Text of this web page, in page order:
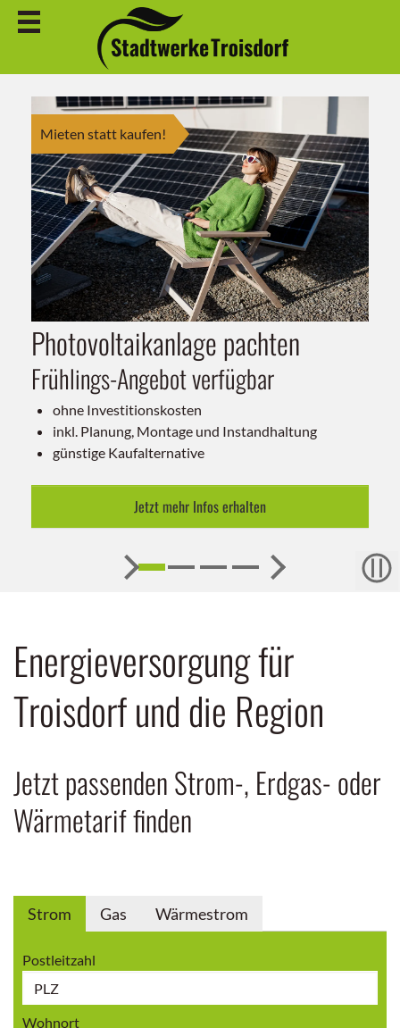
Mieten statt kaufen!
Wärmepumpe pachten
Ohne Investitionskosten
mindestens 35% Förderung
Installation, Wartung, Reparaturen inklusive
höchste Versorgungssicherheit
Energieversorgung für
Troisdorf und die Region
Wärmetarif finden
Postleitzahl
Wohnort